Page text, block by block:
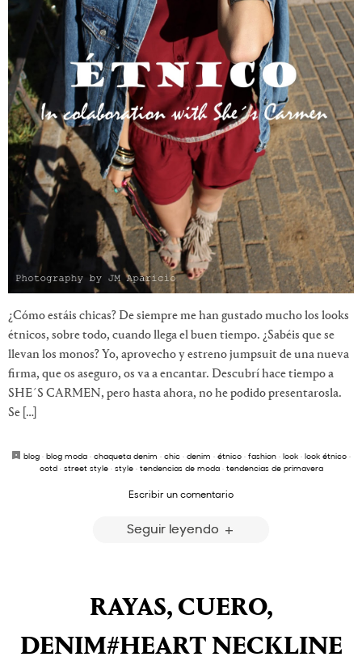
¿Cómo estáis chicas? De siempre me han gustado mucho los looks
étnicos, sobre todo, cuando llega el buen tiempo. ¿Sabéis que se
llevan los monos? Yo, aprovecho y estreno jumpsuit de una nueva
firma, que os aseguro, os va a encantar. Descubrí hace tiempo a
SHE´S CARMEN, pero hasta ahora, no he podido presentarosla.
Se […]
blog · blog moda · chaqueta denim · chic · denim · étnico · fashion · look · look étnico ·
ootd· street style· style· tendencias de moda· tendencias de primavera
Escribir un comentario
Seguir leyendo
RAYAS, CUERO,
DENIM#HEART NECKLINE